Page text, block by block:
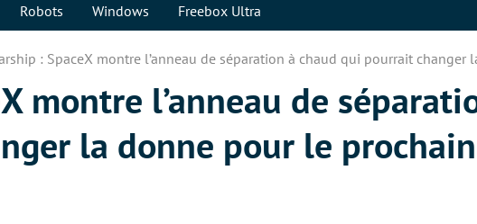
Robots Windows Freebox Ultra
: SpaceX montre l’anneau de séparation à chaud qui pourrait changer
montre l’anneau de
la donne pour le